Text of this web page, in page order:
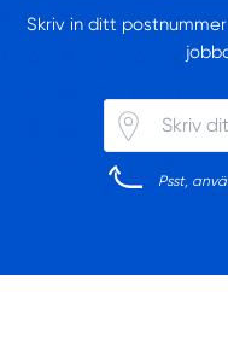
Skriv in ditt
Psst,